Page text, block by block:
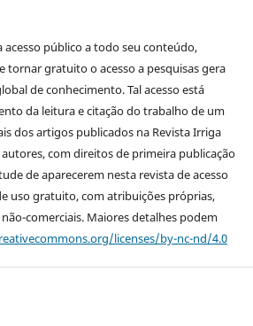
acesso público a todo seu conteúdo,
tornar gratuito o acesso a pesquisas gera
de conhecimento. Tal acesso está
da leitura e citação do trabalho de um
dos artigos publicados na Revista Irriga
com direitos de primeira publicação
de aparecerem nesta revista de acesso
uso gratuito, com atribuições próprias,
comerciais. Maiores detalhes podem
licenses/by-nc-nd/4.0